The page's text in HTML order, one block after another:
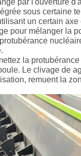
par l'ouverture
sous certaine
un certain
pour mélanger la
la
Le clivage de
remuent la